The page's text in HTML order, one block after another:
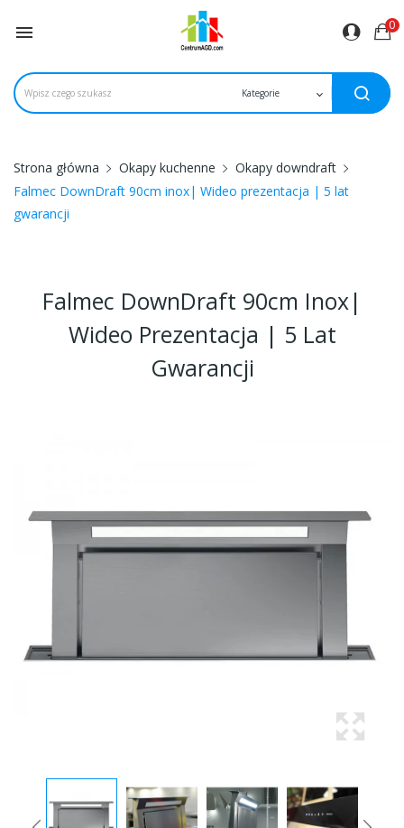
 0
Strona główna Okapy kuchenne
Okapy downdraft
Falmec DownDraft 90cm inox| Wideo prezentacja | 5 lat
gwarancji
Falmec DownDraft 90cm Inox|
Wideo Prezentacja | 5 Lat
Gwarancji